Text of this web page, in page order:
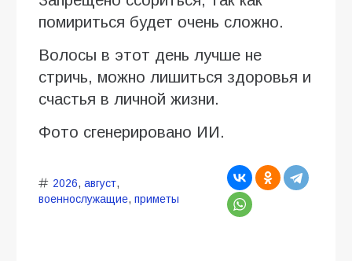
помириться будет очень сложно.
Волосы в этот день лучше не
стричь, можно лишиться здоровья и
счастья в личной жизни.
Фото сгенерировано ИИ.
2026, август,
военнослужащие, приметы